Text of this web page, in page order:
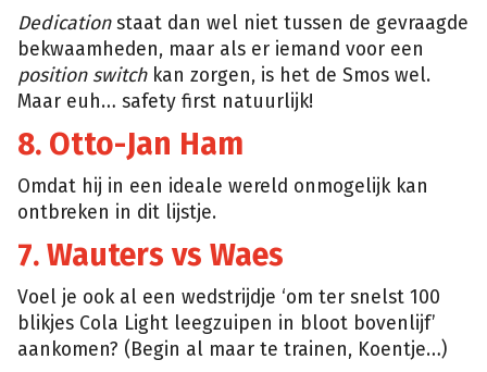
Dedicationstaat dan wel niet tussen de gevraagde
bekwaamheden, maar als er iemand voor een
position switchkan zorgen, is het de Smos wel.
Maar euh… safety first natuurlijk!
8. Otto-Jan Ham
Omdat hij in een ideale wereld onmogelijk kan
ontbreken in dit lijstje.
7. Wauters vs Waes
Voel je ook al een wedstrijdje ‘om ter snelst 100
blikjes Cola Light leegzuipen in bloot bovenlijf’
aankomen? (Begin al maar te trainen, Koentje…)